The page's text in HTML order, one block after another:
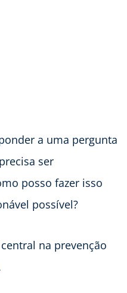
a uma pergunta
ser
posso fazer isso
possível?
na prevenção